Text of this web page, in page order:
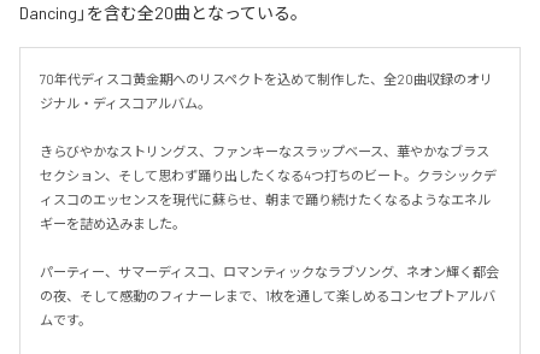
Dancing」を含む全20曲となっている。
70年代ディスコ黄金期へのリスペクトを込めて制作した、全20曲収録のオリ
ジナル・ディスコアルバム。
きらびやかなストリングス、ファンキーなスラップベース、華やかなブラス
セクション、そして思わず踊り出したくなる4つ打ちのビート。クラシックデ
ィスコのエッセンスを現代に蘇らせ、朝まで踊り続けたくなるようなエネル
ギーを詰め込みました。
パーティー、サマーディスコ、ロマンティックなラブソング、ネオン輝く都会
の夜、そして感動のフィナーレまで、1枚を通して楽しめるコンセプトアルバ
ムです。